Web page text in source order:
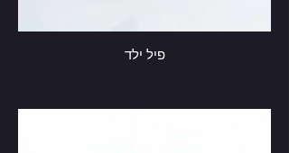
פיל ילד